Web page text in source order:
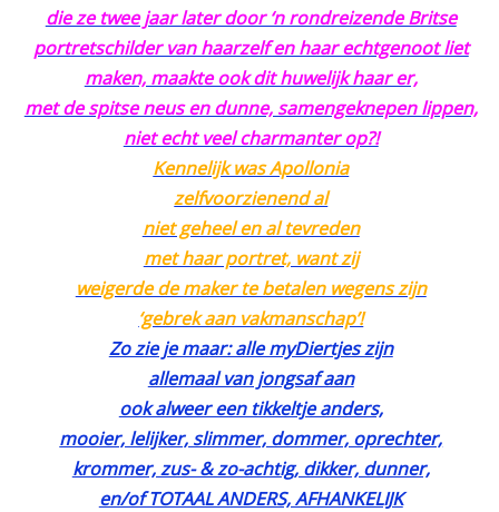
die ze twee jaar later door ‘n rondreizende Britse
portretschilder van haarzelf en haar echtgenoot liet
maken, maakte ook dit huwelijk haar er,
met de spitse neus en dunne, samengeknepen lippen,
niet echt veel charmanter op?!
Kennelijk was Apollonia
zelfvoorzienend al
niet geheel en al tevreden
met haar portret, want zij
weigerde de maker te betalen wegens zijn
‘gebrek aan vakmanschap’!
Zo zie je maar: alle myDiertjes zijn
allemaal van jongsaf aan
ook alweer een tikkeltje anders,
mooier, lelijker, slimmer, dommer, oprechter,
krommer, zus- & zo-achtig, dikker, dunner,
en/of TOTAAL ANDERS, AFHANKELIJK